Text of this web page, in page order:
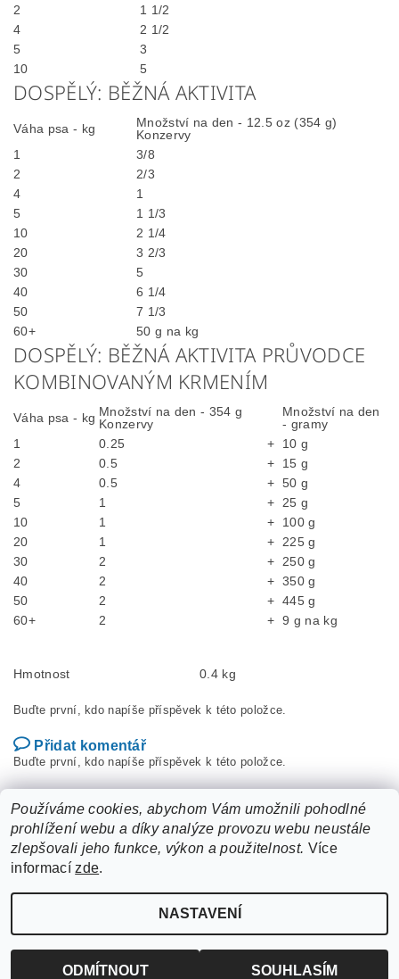
2
1 1/2
4
2 1/2
5
3
10
5
DOSPĚLÝ: BĚŽNÁ AKTIVITA
Váha psa - kg
Množství na den - 12.5 oz (354 g)
Konzervy
1
3/8
2
2/3
4
1
5
1 1/3
10
2 1/4
20
3 2/3
30
5
40
6 1/4
50
7 1/3
60+
50 g na kg
DOSPĚLÝ: BĚŽNÁ AKTIVITA PRŮVODCE
KOMBINOVANÝM KRMENÍM
Váha psa - kg Množství na den - 354 g
Konzervy
Množství na den
- gramy
1
0.25 +
10 g
2
0.5 +
15 g
4
0.5 + 50 g
5
1 +
25 g
10
1 +
100 g
20
1 +
225 g
30
2 +
250 g
40
2 + 350 g
50
2 + 445 g
60+
2 + 9 g na kg
Hmotnost 0.4 kg
Buďte první, kdo napíše příspěvek k této položce.
Přidat komentář
Buďte první, kdo napíše příspěvek k této položce.
2026 ©ZooLife.cz, všechna práva vyhrazenaUpravit nastavení cookies
Používáme cookies, abychom Vám umožnili pohodlné
prohlížení webu a díky analýze provozu webu neustále
zlepšovali jeho funkce, výkon a použitelnost. Více
informacízde.
NASTAVENÍ
ODMÍTNOUT SOUHLASÍM